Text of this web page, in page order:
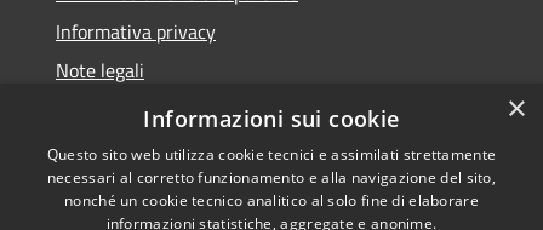
Informativa privacy
Note legali
Dichiarazione di accessibilità
×
Informazioni sui cookie
Questo sito web utilizza cookie tecnici e assimilati strettamente
necessari al corretto funzionamento e alla navigazione del sito,
nonché un cookie tecnico analitico al solo fine di elaborare
informazioni statistiche, aggregate e anonime.